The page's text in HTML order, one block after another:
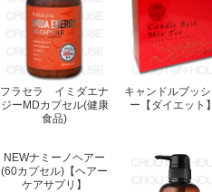
フラセラ イミダエナ
ジーMDカプセル(健康
食品)
キャンドルブッ
ー【ダイエット
NEWナミーノヘアー
(60カプセル)【ヘアー
ケアサプリ】